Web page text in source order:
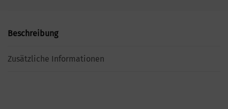
Beschreibung
Zusätzliche Informationen